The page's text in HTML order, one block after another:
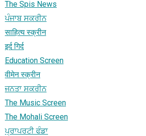
The Spis News
ਪੰਜਾਬ ਸਕਰੀਨ
साहित्य स्क्रीन
इर्द गिर्द
Education Screen
वीमेन स्क्रीन
ਜਨਤਾ ਸਕਰੀਨ
The Music Screen
The Mohali Screen
ਪ੍ਰਾਪਰਟੀ ਫੰਡਾ